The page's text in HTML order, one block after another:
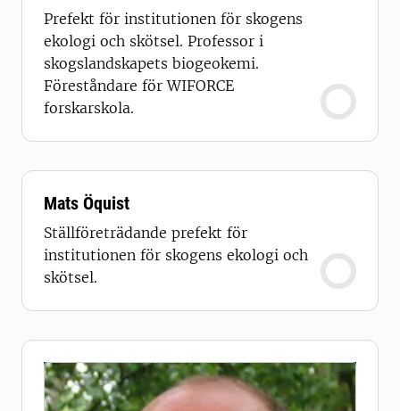
Prefekt för institutionen för skogens
ekologi och skötsel. Professor i
skogslandskapets biogeokemi.
Föreståndare för WIFORCE
forskarskola.
Mats Öquist
Ställföreträdande prefekt för
institutionen för skogens ekologi och
skötsel.